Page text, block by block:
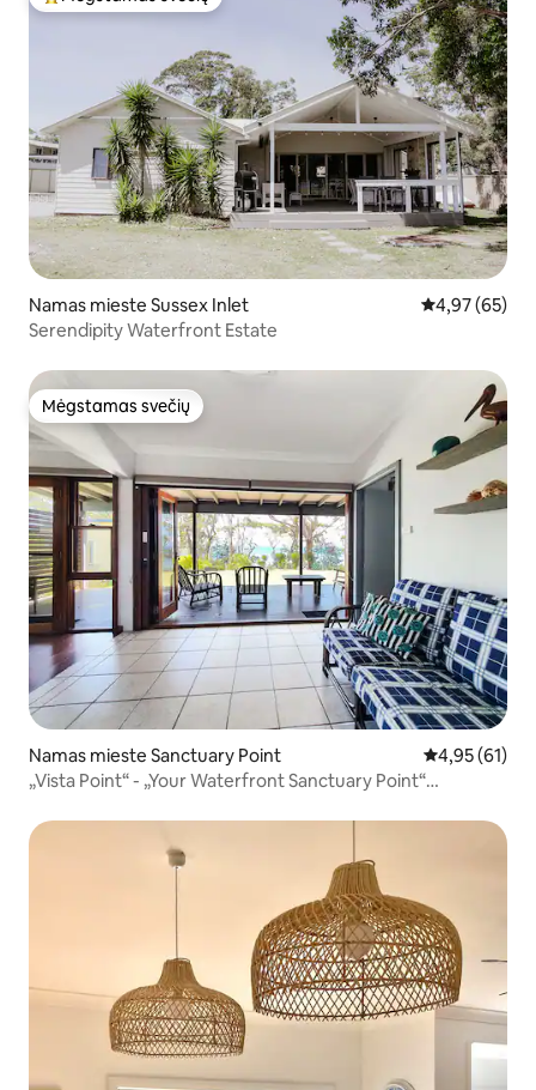
Svečių mėgstamiausias
Namas mieste Sussex Inlet Vidutinis
4,97 (65)
Serendipity Waterfront Estate
Mėgstamas svečių
Mėgstamas svečių
Namas mieste Sanctuary Point Vidutinis
4,95 (61)
„Vista Point“ - „Your Waterfront Sanctuary Point“